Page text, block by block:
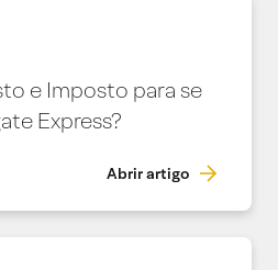
e Imposto para se
Express?
Abrir artigo